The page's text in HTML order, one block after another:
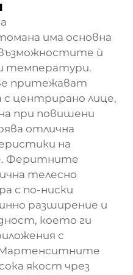
има основна
възможностите ѝ
температури.
притежават
центрирано лице,
при повишени
отлична
на
Феритните
телесно
с по-ниски
разширение и
което ги
с
Мартенситните
якост чрез